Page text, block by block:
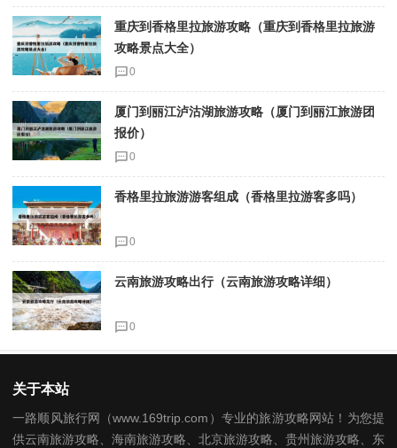
重庆到香格里拉旅游攻略（重庆到香格里拉旅游
攻略景点大全）
0
厦门到丽江泸沽湖旅游攻略（厦门到丽江旅游团
报价）
0
香格里拉旅游游客组成（香格里拉游客多吗）
0
云南旅游攻略出行（云南旅游攻略详细）
0
关于本站
一路顺风旅行网（www.169trip.com）专业的旅游攻略网站！为您提
供云南旅游攻略、海南旅游攻略、北京旅游攻略、贵州旅游攻略、东